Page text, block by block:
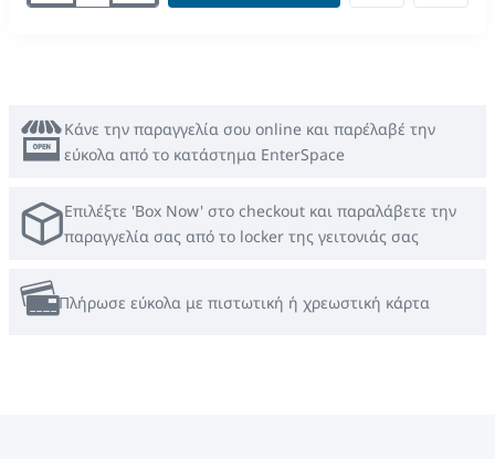
Κάνε την παραγγελία σου online και παρέλαβέ την
εύκολα από το κατάστημα EnterSpace
Επιλέξτε 'Box Now' στο checkout και παραλάβετε την
παραγγελία σας από το locker της γειτονιάς σας
Πλήρωσε εύκολα με πιστωτική ή χρεωστική κάρτα